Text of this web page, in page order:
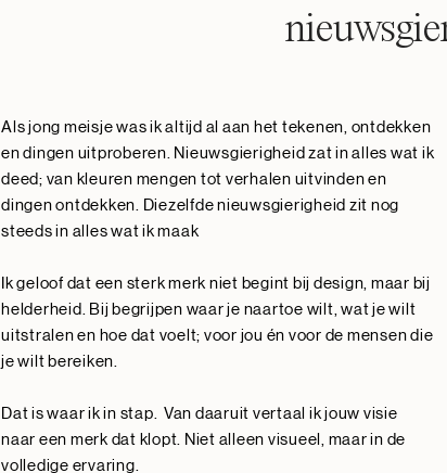
Als jong meisje was ik altijd al aan het tekenen, ontdekken
en dingen uitproberen. Nieuwsgierigheid zat in alles wat ik
deed; van kleuren mengen tot verhalen uitvinden en
dingen ontdekken. Diezelfde nieuwsgierigheid zit nog
steeds in alles wat ik maak
Ik geloof dat een sterk merk niet begint bij design, maar bij
helderheid. Bij begrijpen waar je naartoe wilt, wat je wilt
uitstralen en hoe dat voelt; voor jou én voor de mensen die
je wilt bereiken.
Dat is waar ik in stap. Van daaruit vertaal ik jouw visie
naar een merk dat klopt. Niet alleen visueel, maar in de
volledige ervaring.